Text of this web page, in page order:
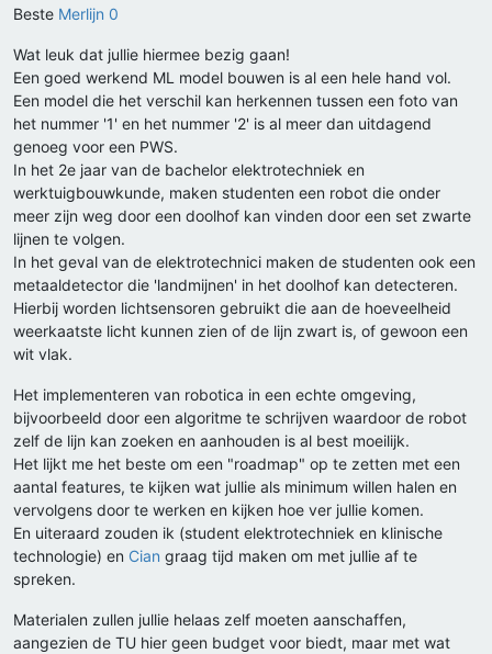
Beste Merlijn 0
Wat leuk dat jullie hiermee bezig gaan!
Een goed werkend ML model bouwen is al een hele hand vol.
Een model die het verschil kan herkennen tussen een foto van
het nummer '1' en het nummer '2' is al meer dan uitdagend
genoeg voor een PWS.
In het 2e jaar van de bachelor elektrotechniek en
werktuigbouwkunde, maken studenten een robot die onder
meer zijn weg door een doolhof kan vinden door een set zwarte
lijnen te volgen.
In het geval van de elektrotechnici maken de studenten ook een
metaaldetector die 'landmijnen' in het doolhof kan detecteren.
Hierbij worden lichtsensoren gebruikt die aan de hoeveelheid
weerkaatste licht kunnen zien of de lijn zwart is, of gewoon een
wit vlak.
Het implementeren van robotica in een echte omgeving,
bijvoorbeeld door een algoritme te schrijven waardoor de robot
zelf de lijn kan zoeken en aanhouden is al best moeilijk.
Het lijkt me het beste om een "roadmap" op te zetten met een
aantal features, te kijken wat jullie als minimum willen halen en
vervolgens door te werken en kijken hoe ver jullie komen.
En uiteraard zouden ik (student elektrotechniek en klinische
technologie) en Cian graag tijd maken om met jullie af te
spreken.
Materialen zullen jullie helaas zelf moeten aanschaffen,
aangezien de TU hier geen budget voor biedt, maar met wat